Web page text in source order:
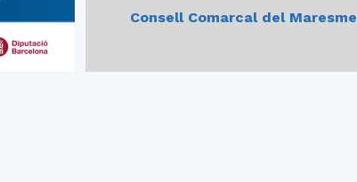
Consell Comarcal del Maresme